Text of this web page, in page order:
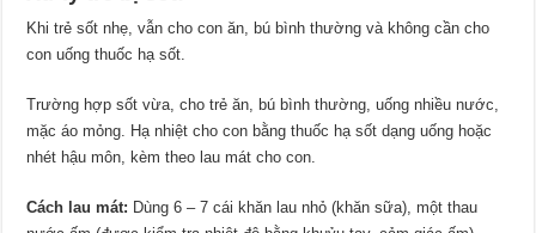
Khi trẻ sốt nhẹ, vẫn cho con ăn, bú bình thường và không cần cho
con uống thuốc hạ sốt.
Trường hợp sốt vừa, cho trẻ ăn, bú bình thường, uống nhiều nước,
mặc áo mỏng. Hạ nhiệt cho con bằng thuốc hạ sốt dạng uống hoặc
nhét hậu môn, kèm theo lau mát cho con.
Cách lau mát: Dùng 6 – 7 cái khăn lau nhỏ (khăn sữa), một thau